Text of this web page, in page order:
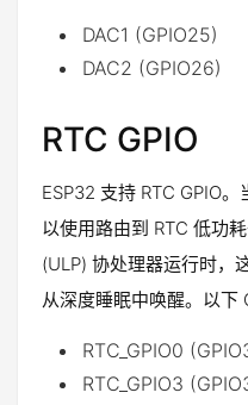
DAC1 (GPIO25)
DAC2 (GPIO26)
RTC GPIO
ESP32 支持 RTC GPIO
以使用路由到 RTC 低功
(ULP) 协处理器运行时，
从深度睡眠中唤醒。以下
RTC_GPIO0
RTC_GPIO3